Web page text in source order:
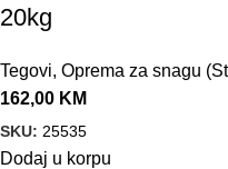
20kg
Tegovi, Oprema za snagu
162,00 KM
SKU: 25535
Dodaj u korpu